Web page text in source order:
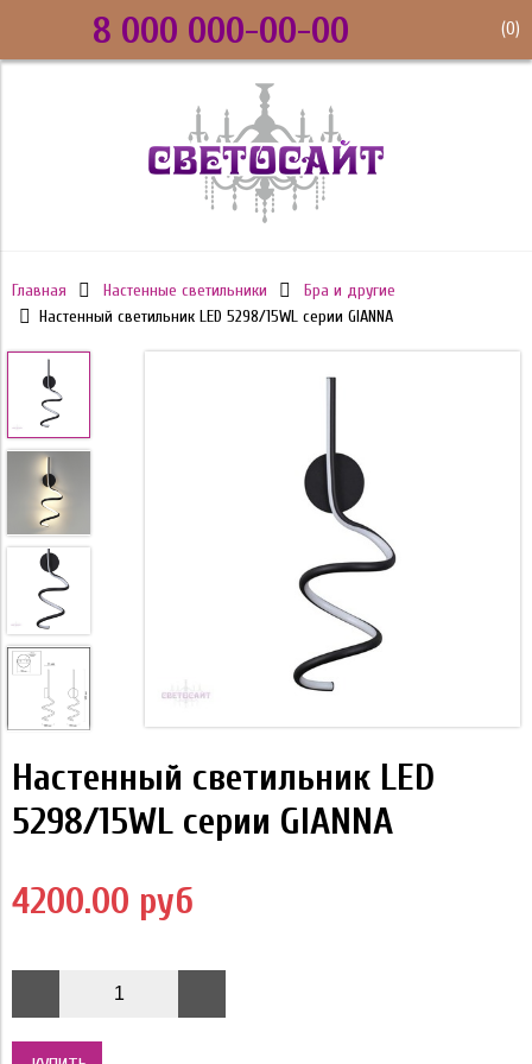
8 000 000-00-00 (0)
Главная Настенные светильники
Бра и другие
Настенный светильник LED 5298/15WL серии GIANNA
Настенный светильник LED
5298/15WL серии GIANNA
4200.00 руб